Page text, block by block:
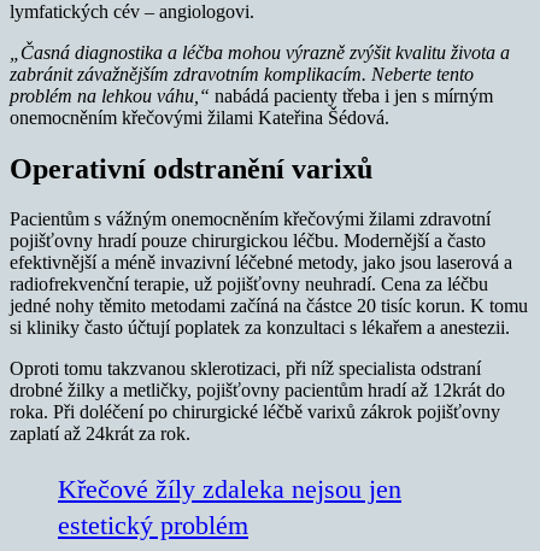
lymfatických cév – angiologovi.
„Časná diagnostika a léčba mohou výrazně zvýšit kvalitu života a
zabránit závažnějším zdravotním komplikacím. Neberte tento
problém na lehkou váhu,“ nabádá pacienty třeba i jen s mírným
onemocněním křečovými žilami Kateřina Šédová.
Operativní odstranění varixů
Pacientům s vážným onemocněním křečovými žilami zdravotní
pojišťovny hradí pouze chirurgickou léčbu. Modernější a často
efektivnější a méně invazivní léčebné metody, jako jsou laserová a
radiofrekvenční terapie, už pojišťovny neuhradí. Cena za léčbu
jedné nohy těmito metodami začíná na částce 20 tisíc korun. K tomu
si kliniky často účtují poplatek za konzultaci s lékařem a anestezii.
Oproti tomu takzvanou sklerotizaci, při níž specialista odstraní
drobné žilky a metličky, pojišťovny pacientům hradí až 12krát do
roka. Při doléčení po chirurgické léčbě varixů zákrok pojišťovny
zaplatí až 24krát za rok.
Křečové žíly zdaleka nejsou jen
estetický problém